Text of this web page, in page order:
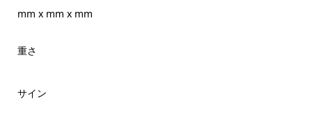
mm x mm x mm
重さ
サイン